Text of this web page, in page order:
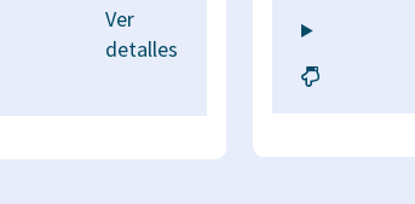
Ver
detalles